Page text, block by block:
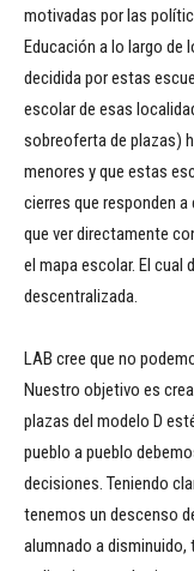
motivadas por las
Educación a lo largo de
decidida por estas
escolar de esas
sobreoferta de plazas)
menores y que estas
cierres que responden
que ver directamente
el mapa escolar. El
descentralizada.
LAB cree que no
Nuestro objetivo es
plazas del modelo D
pueblo a pueblo
decisiones. Teniendo
tenemos un descenso
alumnado a